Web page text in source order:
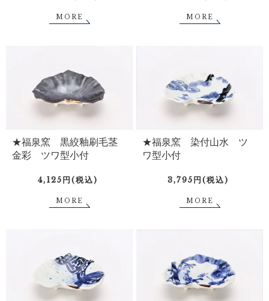
MORE MORE
★福泉窯 黒絞釉刷毛茎
金彩 ツワ型小付
4,125円(税込)
MORE
★福泉窯 染付山水 ツ
ワ型小付
3,795円(税込)
MORE